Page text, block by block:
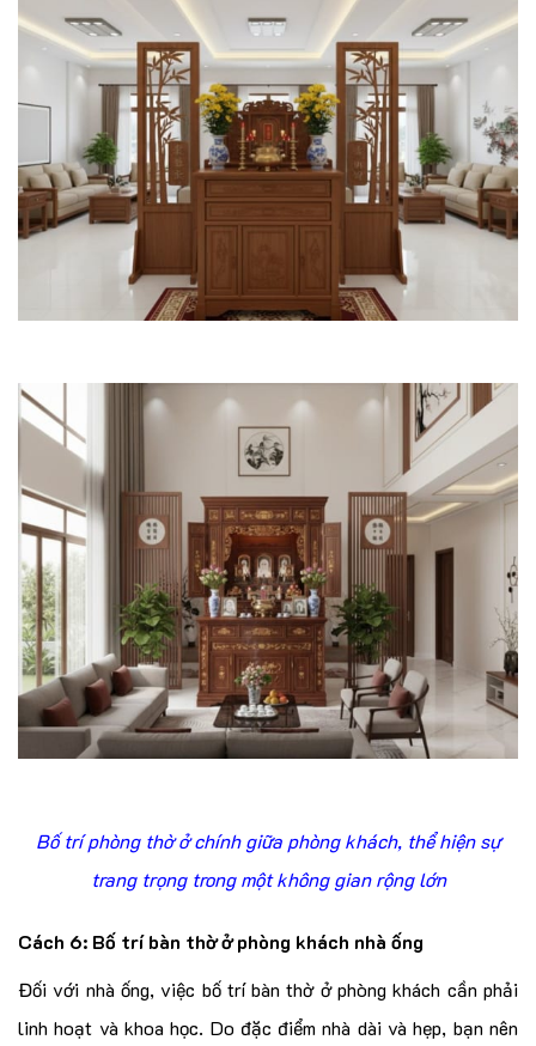
Bố trí phòng thờ ở chính giữa phòng khách, thể hiện sự
trang trọng trong một không gian rộng lớn
Cách 6: Bố trí bàn thờ ở phòng khách nhà ống
Đối với nhà ống, việc bố trí bàn thờ ở phòng khách cần phải
linh hoạt và khoa học. Do đặc điểm nhà dài và hẹp, bạn nên